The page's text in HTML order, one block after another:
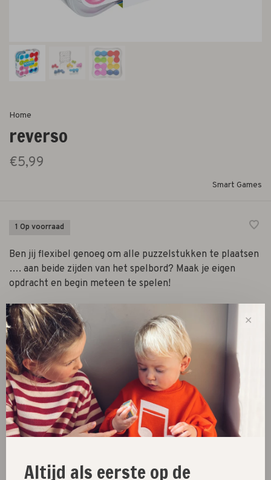
Home
reverso
€5,99
Smart Games
1 Op voorraad
Ben jij flexibel genoeg om alle puzzelstukken te plaatsen
…. aan beide zijden van het spelbord? Maak je eigen
opdracht en begin meteen te spelen!
Aantal: +
-
Toevoegen aan winkelwagen
Size guide
✕
Altijd als eerste op de